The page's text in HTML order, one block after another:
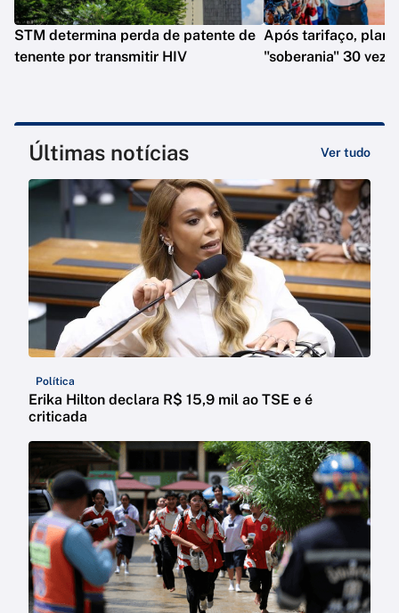
STM determina perda de patente de
tenente por transmitir HIV
Após tarifaço,
"soberania" 30
Últimas notícias Ver tudo
Política
Erika Hilton declara R$ 15,9 mil ao TSE e é
criticada